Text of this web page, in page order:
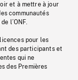
et à mettre à jour
communautés
l’ONF.
pour les
des participants et
qui ne
des Premières